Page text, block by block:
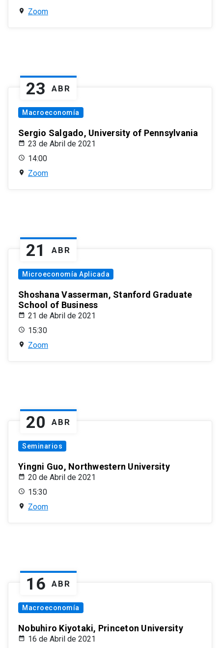
Zoom
23 ABR
Macroeconomía
Sergio Salgado, University of Pennsylvania
23 de Abril de 2021
14:00
Zoom
21 ABR
Microeconomía Aplicada
Shoshana Vasserman, Stanford Graduate
School of Business
21 de Abril de 2021
15:30
Zoom
20 ABR
Seminarios
Yingni Guo, Northwestern University
20 de Abril de 2021
15:30
Zoom
16 ABR
Macroeconomía
Nobuhiro Kiyotaki, Princeton University
16 de Abril de 2021